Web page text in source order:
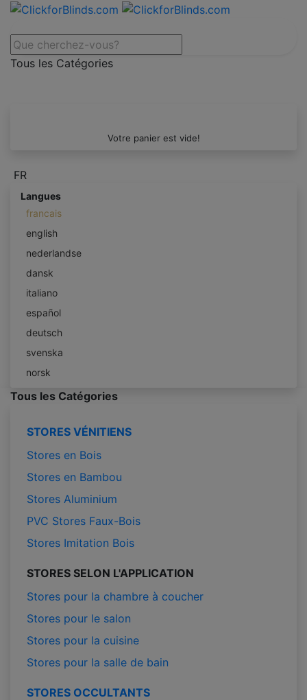
Tous les Catégories
Votre panier est vide!
FR
Langues
francais
english
nederlandse
dansk
italiano
español
deutsch
svenska
norsk
Tous les Catégories
STORES VÉNITIENS
Stores en Bois
Stores en Bambou
Stores Aluminium
PVC Stores Faux-Bois
Stores Imitation Bois
STORES SELON L'APPLICATION
Stores pour la chambre à coucher
Stores pour le salon
Stores pour la cuisine
Stores pour la salle de bain
STORES OCCULTANTS